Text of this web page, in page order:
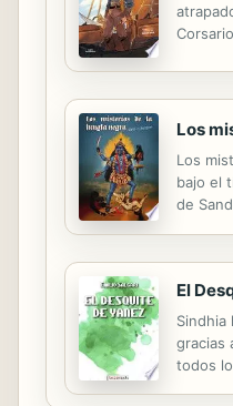
Los
Los
bajo el
de
El
gracias
todos